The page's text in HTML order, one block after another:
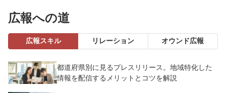
広報への道
広報スキル リレーション オウンド広報
都道府県別に見るプレスリリース。地域特化した
情報を配信するメリットとコツを解説